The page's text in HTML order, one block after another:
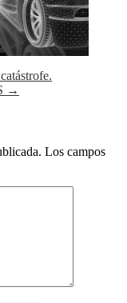
→
Los campos